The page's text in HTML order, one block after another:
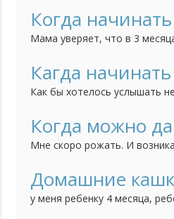
Когда
Мама уверяет, что в 3
Кагда
Как бы хотелось услышать
добавлять в рацион
моя мама вообще говорит,
Когда можно
Мне скоро рожать. И
говорят, что если кормишь
молоко сладкое, а вода, как
Спасибо...
Домашние
у меня ребенку 4 месяца,